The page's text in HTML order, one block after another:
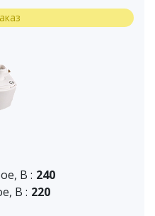
В : 240
В : 220